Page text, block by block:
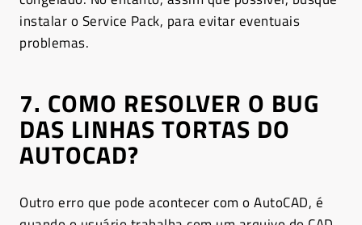
instalar o Service Pack, para evitar eventuais
problemas.
7. COMO RESOLVER O BUG
DAS LINHAS TORTAS DO
AUTOCAD?
Outro erro que pode acontecer com o AutoCAD, é